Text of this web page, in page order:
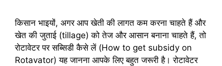
किसान भाइयों, अगर आप खेती की लागत कम करना चाहते हैं और
खेत की जुताई (tillage) को तेज और आसान बनाना चाहते हैं, तो
रोटावेटर पर सब्सिडी कैसे लें (How to get subsidy on
Rotavator) यह जानना आपके लिए बहुत जरूरी है। रोटावेटर